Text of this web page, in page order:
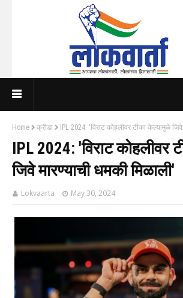
Home क्रीडा IPL 2024: 'विराट कोहलीवर टीका केल्यामुळे जिवे
IPL 2024: 'विराट कोहलीवर
जिवे मारण्याची धमकी मिळाली'
Lokvaarta May 30, 2024